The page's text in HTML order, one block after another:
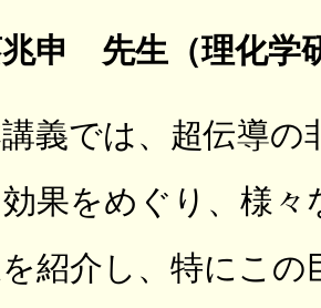
申 先生（理化学
義では、超伝導
効果をめぐり、様
紹介し、特にこ